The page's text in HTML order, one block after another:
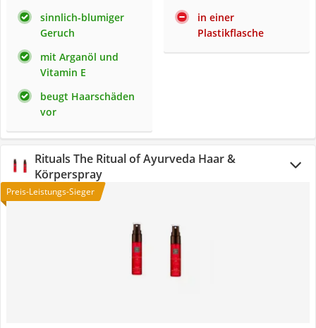
sinnlich-blumiger
Geruch
mit Arganöl und
Vitamin E
beugt Haarschäden
vor
in einer
Plastikflasche
Rituals The Ritual of Ayurveda Haar &
Körperspray
Preis-Leistungs-Sieger